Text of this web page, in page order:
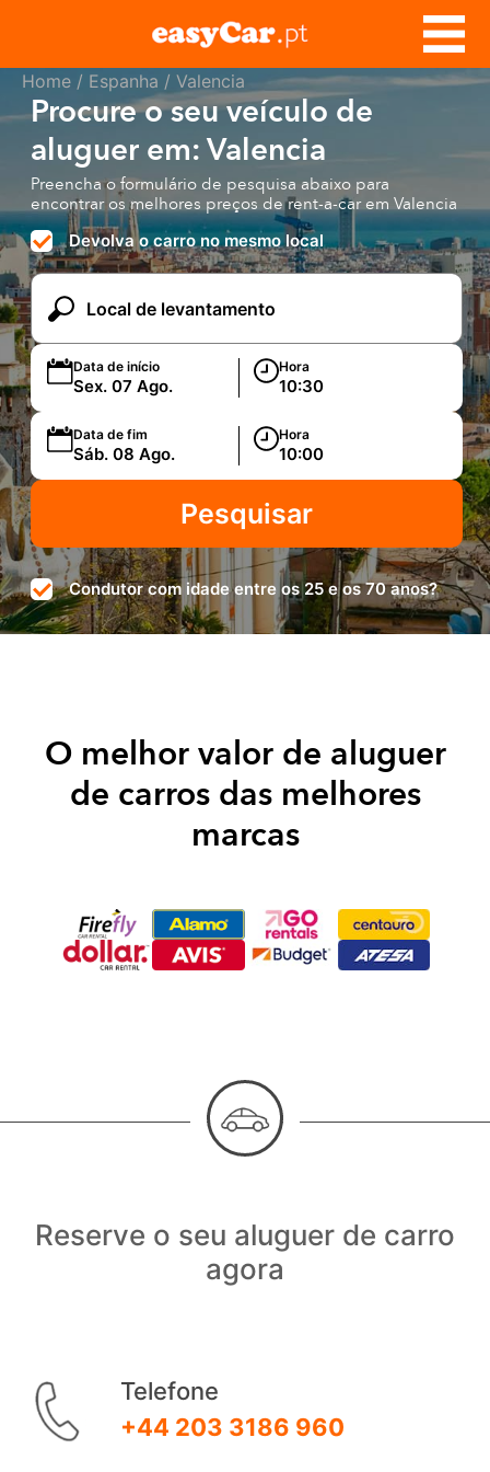
Home / Espanha / Valencia
Procure o seu veículo de
aluguer em: Valencia
Preencha o formulário de pesquisa abaixo para
encontrar os melhores preços de rent-a-car em Valencia
Devolva o carro no mesmo local
Data de início Hora
Data de fim Hora
Condutor com idade entre os 25 e os 70 anos?
O melhor valor de aluguer
de carros das melhores
marcas
Reserve o seu aluguer de carro
agora
Telefone
+44 203 3186 960